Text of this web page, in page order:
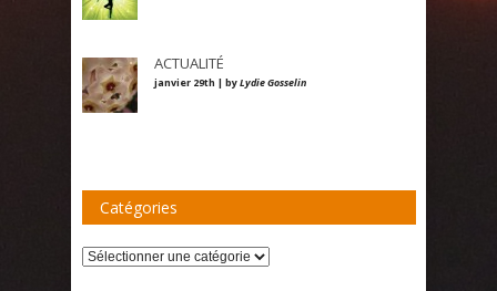
ACTUALITÉ
janvier 29th | byLydie Gosselin
Catégories
Catégories